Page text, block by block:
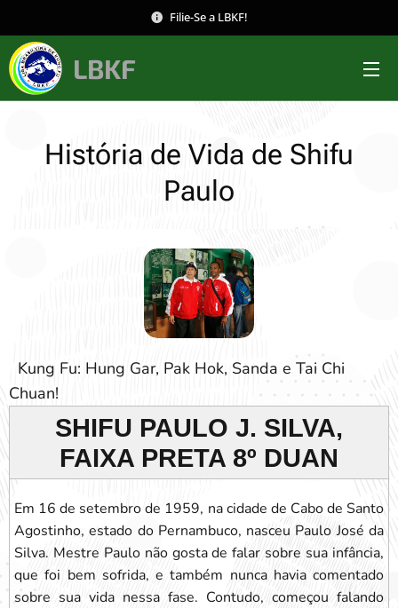
Filie-Se a LBKF!
LBKF
História de Vida de Shifu
Paulo
Kung Fu: Hung Gar, Pak Hok, Sanda e Tai Chi
Chuan!
SHIFU PAULO J. SILVA,
FAIXA PRETA 8º DUAN
Em 16 de setembro de 1959, na cidade de Cabo de Santo
Agostinho, estado do Pernambuco, nasceu Paulo José da
Silva. Mestre Paulo não gosta de falar sobre sua infância,
que foi bem sofrida, e também nunca havia comentado
sobre sua vida nessa fase. Contudo, começou falando